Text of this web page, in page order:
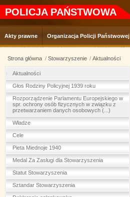
POLICJA PAŃSTWOWA
Akty prawne Organizacja Policji Państwowej
Strona główna Stowarzyszenie Aktualności
Aktualności
Głos Rodziny Policyjnej 1939 roku
Rozporządzenie Parlamentu Europejskiego w
spr. ochrony osób fizycznych w związku z
przetwarzaniem danych osobowych (...)
Władze
Cele
Pieta Miednoje 1940
Medal Za Zasługi dla Stowarzyszenia
Statut Stowarzyszenia
Sztandar Stowarzyszenia